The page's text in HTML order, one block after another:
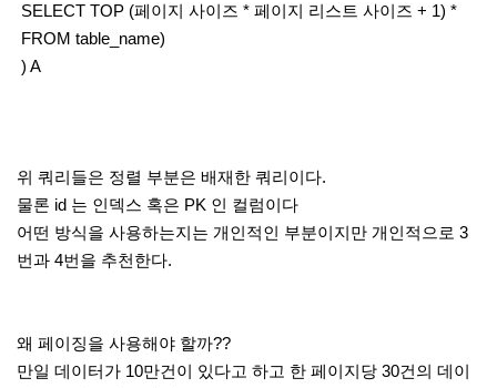
SELECT TOP (페이지 사이즈 * 페이지 리스트 사이즈 + 1) *
FROM table_name)
) A
위 쿼리들은 정렬 부분은 배재한 쿼리이다.
물론 id 는 인덱스 혹은 PK 인 컬럼이다
어떤 방식을 사용하는지는 개인적인 부분이지만 개인적으로 3
번과 4번을 추천한다.
왜 페이징을 사용해야 할까??
만일 데이터가 10만건이 있다고 하고 한 페이지당 30건의 데이